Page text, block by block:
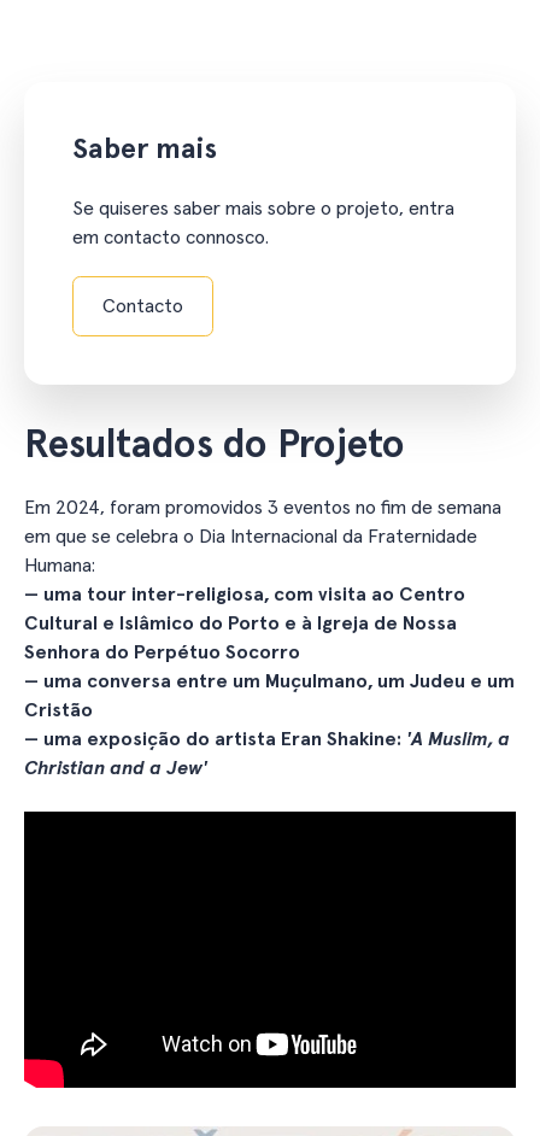
Saber mais
Se quiseres saber mais sobre o projeto, entra
em contacto connosco.
Contacto
Resultados do Projeto
Em 2024, foram promovidos 3 eventos no fim de semana
em que se celebra o Dia Internacional da Fraternidade
Humana:
— uma tour inter-religiosa, com visita ao Centro
Cultural e Islâmico do Porto e à Igreja de Nossa
Senhora do Perpétuo Socorro
— uma conversa entre um Muçulmano, um Judeu e um
Cristão
— uma exposição do artista Eran Shakine: 'A Muslim, a
Christian and a Jew'